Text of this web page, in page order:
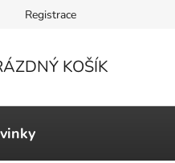
Registrace
KOŠÍK